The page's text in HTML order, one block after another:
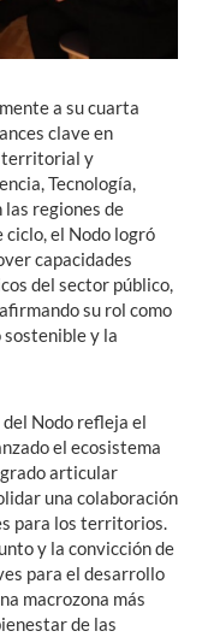
a su cuarta
clave en
territorial y
Tecnología,
las regiones de
el Nodo logró
capacidades
del sector público,
su rol como
y la
Nodo refleja el
el ecosistema
articular
una colaboración
para los territorios.
y la convicción de
para el desarrollo
macrozona más
de las